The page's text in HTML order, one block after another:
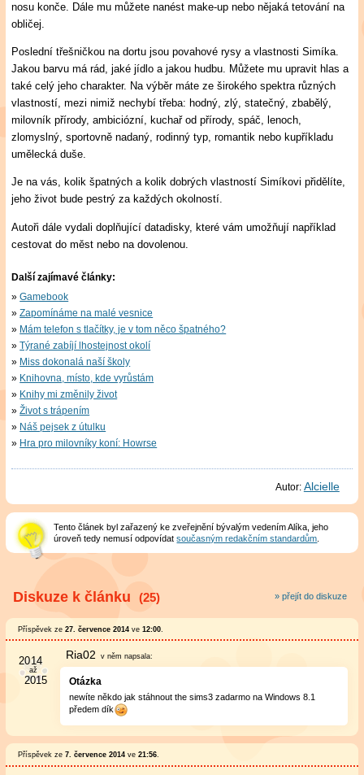
nosu konče. Dále mu můžete nanést make-up nebo nějaká tetování na
obličej.
Poslední třešničkou na dortu jsou povahové rysy a vlastnosti Simíka.
Jakou barvu má rád, jaké jídlo a jakou hudbu. Můžete mu upravit hlas a
také celý jeho charakter. Na výběr máte ze širokého spektra různých
vlastností, mezi nimiž nechybí třeba: hodný, zlý, statečný, zbabělý,
milovník přírody, ambiciózní, kuchař od přírody, spáč, lenoch,
zlomyslný, sportovně nadaný, rodinný typ, romantik nebo kupříkladu
umělecká duše.
Je na vás, kolik špatných a kolik dobrých vlastností Simíkovi přidělíte,
jeho život bude pestrý za každých okolností.
Autoři dále vydali doplňující datadisky, které vám umožňují například
cestovat do měst nebo na dovolenou.
Další zajímavé články:
Gamebook
Zapomínáme na malé vesnice
Mám telefon s tlačítky, je v tom něco špatného?
Týrané zabíjí lhostejnost okolí
Miss dokonalá naší školy
Knihovna, místo, kde vyrůstám
Knihy mi změnily život
Život s trápením
Náš pejsek z útulku
Hra pro milovníky koní: Howrse
Autor: Alcielle
Tento článek byl zařazený ke zveřejnění bývalým vedením Alíka, jeho
úroveň tedy nemusí odpovídatsoučasným redakčním standardům
» přejít do diskuze
Diskuze k článku (25)
Příspěvek ze 27. července 2014ve 12:00.
Ria02 v němnapsala:
Otázka
newíte někdo jak stáhnout the sims3 zadarmo na Windows 8.1
předem dík
Příspěvek ze 7. července 2014ve 21:56.